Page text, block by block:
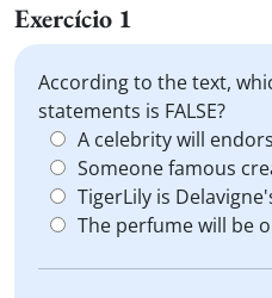
Exercício 1
According to the text,
statements is FALSE?
A celebrity will
Someone famous
TigerLily is
The perfume will be